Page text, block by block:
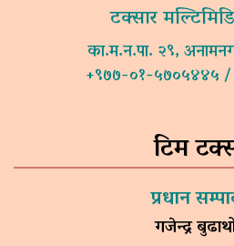
टक्सार
का.म.न.पा. २९,
+९७७-०१-५७०५४४५ /
टिम
प्रधान
गजेन्द्र